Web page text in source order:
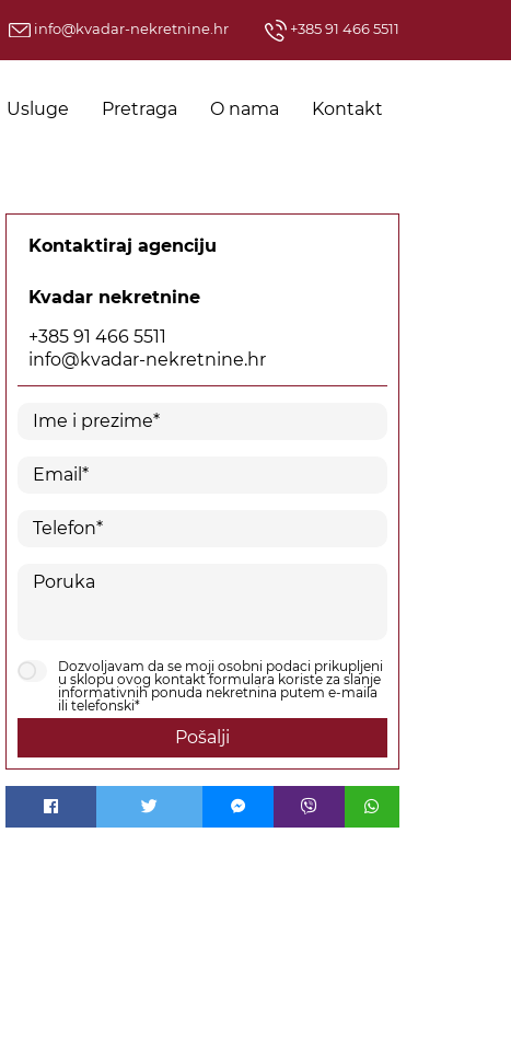
info@kvadar-nekretnine.hr +385 91 466 5511
Usluge Pretraga O nama Kontakt
Kontaktiraj agenciju
Kvadar nekretnine
+385 91 466 5511
info@kvadar-nekretnine.hr
Dozvoljavam da se moji osobni podaci prikupljeni
u sklopu ovog kontakt formulara koriste za slanje
informativnih ponuda nekretnina putem e-maila
ili telefonski*
Pošalji